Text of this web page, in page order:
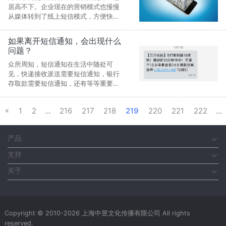
居高不下。企业现在的营销模式也慢慢
从媒体转到了线上短信模式，方便快捷
体，手机短信营销脱颖而出，相对于传
统的商业广告，推销方式，短信广告这
一新型商业媒体被誉为“最具有前景的媒
体”，短信广告将成为最具有魅力的广告
载体，将改变着我们的生活。
如果离开短信通知，会出现什么
问题？
众所周知，短信通知在生活中随处可
见，快递接收派送需要短信通知，银行
存取款需要短信通知，还有等等重要的
« 1 2 ... 216 217 218 219 220 221 222 ...
产品
支持
关于
Copyright © 2010-2026 上海中昱文化传播有限公司 All rights
reserved.